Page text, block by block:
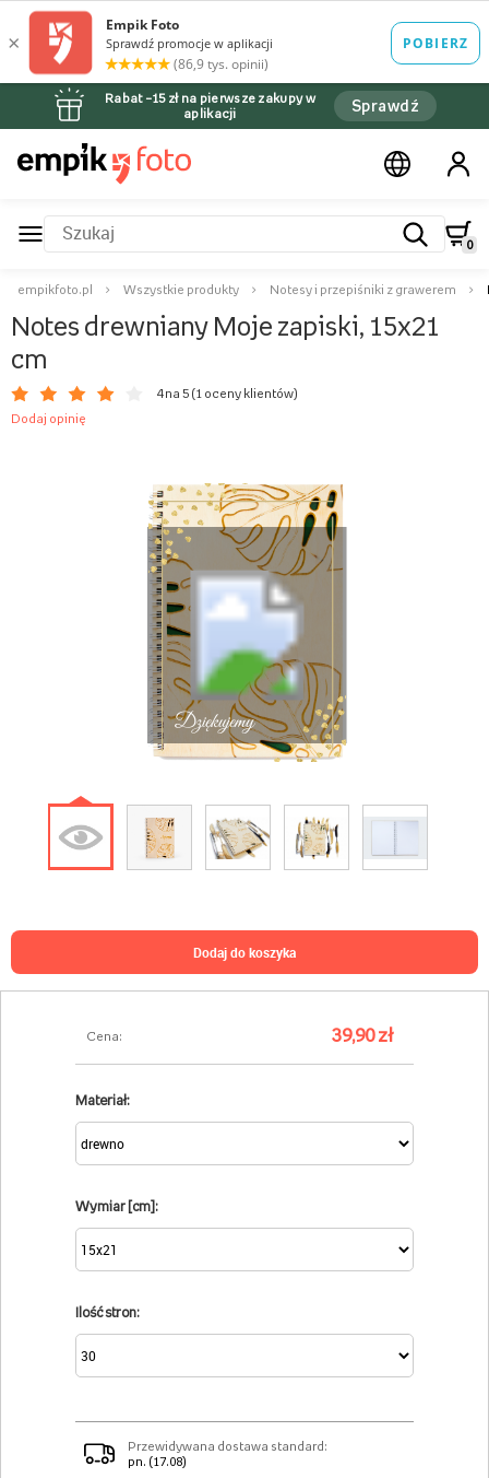
Rabat –15 zł na pierwsze zakupy w
aplikacji
Sprawdź
0
empikfoto.pl Wszystkie produkty Notesy i przepiśniki z grawerem
Notes drewniany Moje zapiski, 15x21
cm
4 na 5 (1 oceny klientów)
Dodaj opinię
Dziękujemy
Cena: 39,90 zł
Materiał:
Wymiar [cm]:
Ilość stron:
Przewidywana dostawa standard:
pn. (17.08)
dodaj do koszyka